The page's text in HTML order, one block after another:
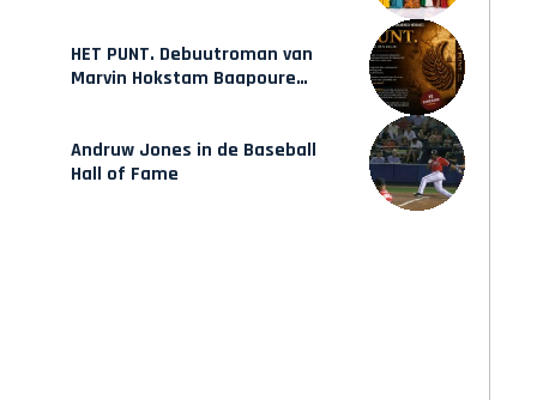
HET PUNT. Debuutroman van
Marvin Hokstam Baapoure
Andruw Jones in de Baseball
Hall of Fame